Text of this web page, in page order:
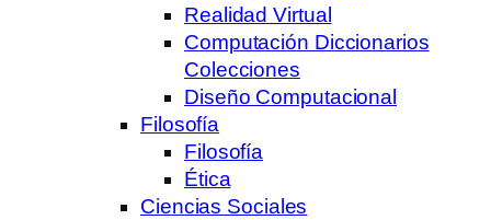
Realidad Virtual
Computación Diccionarios
Colecciones
Diseño Computacional
Filosofía
Filosofía
Ética
Ciencias Sociales